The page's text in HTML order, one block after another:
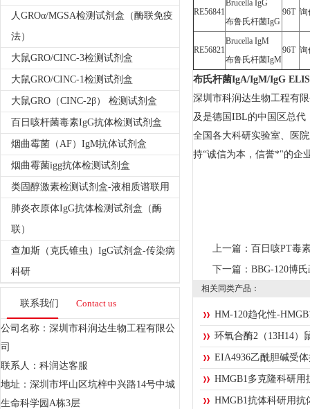
人GROα/MGSA检测试剂盒（酶联免疫
法）
大鼠GRO/CINC-3检测试剂盒
大鼠GRO/CINC-1检测试剂盒
大鼠GRO（CINC-2β） 检测试剂盒
百日咳杆菌毒素IgG抗体检测试剂盒
烟曲霉菌（AF）IgM抗体试剂盒
烟曲霉菌igg抗体检测试剂盒
类固醇激素检测试剂盒-液相质谱联用
肺炎衣原体IgG抗体检测试剂盒（酶
联）
查加斯（克氏锥虫）IgG试剂盒-传染病
科研
联系我们 Contact us
公司名称：深圳市科润达生物工程有限公
司
联系人：科润达客服
地址：深圳市坪山区坑梓中兴路14号中城
生命科学园A栋3层
RE56841
Brucella IgG
布鲁氏杆菌IgG
96T 询
RE56821
Brucella IgM
布鲁氏杆菌IgM
96T 询
布氏杆菌IgA/IgM/IgG
深圳市科润达生物工程有
及是德国IBL的中国区总代
全国各大科研实验室、医
持“诚信为本，信誉*"的企
上一篇： 百日咳PT毒
下一篇： BBG-120博
相关同类产品：
HM-120趋化性-
环氧合酶2（13H14）
EIA4936乙酰胆碱受
HMGB1多克隆科研用
HMGB1抗体科研用抗